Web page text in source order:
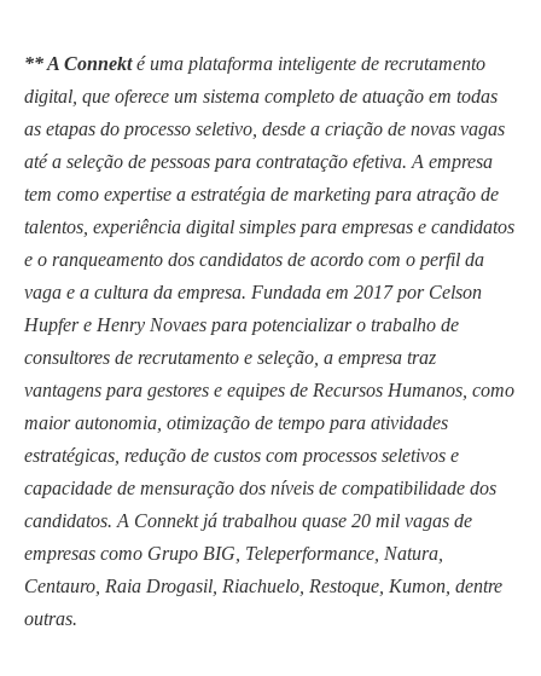
** A Connekté uma plataforma inteligente de recrutamento
digital, que oferece um sistema completo de atuação em todas
as etapas do processo seletivo, desde a criação de novas vagas
até a seleção de pessoas para contratação efetiva. A empresa
tem como expertise a estratégia de marketing para atração de
talentos, experiência digital simples para empresas e candidatos
e o ranqueamento dos candidatos de acordo com o perfil da
vaga e a cultura da empresa. Fundada em 2017 por Celson
Hupfer e Henry Novaes para potencializar o trabalho de
consultores de recrutamento e seleção, a empresa traz
vantagens para gestores e equipes de Recursos Humanos, como
maior autonomia, otimização de tempo para atividades
estratégicas, redução de custos com processos seletivos e
capacidade de mensuração dos níveis de compatibilidade dos
candidatos. A Connekt já trabalhou quase 20 mil vagas de
empresas como Grupo BIG, Teleperformance, Natura,
Centauro, Raia Drogasil, Riachuelo, Restoque, Kumon, dentre
outras.